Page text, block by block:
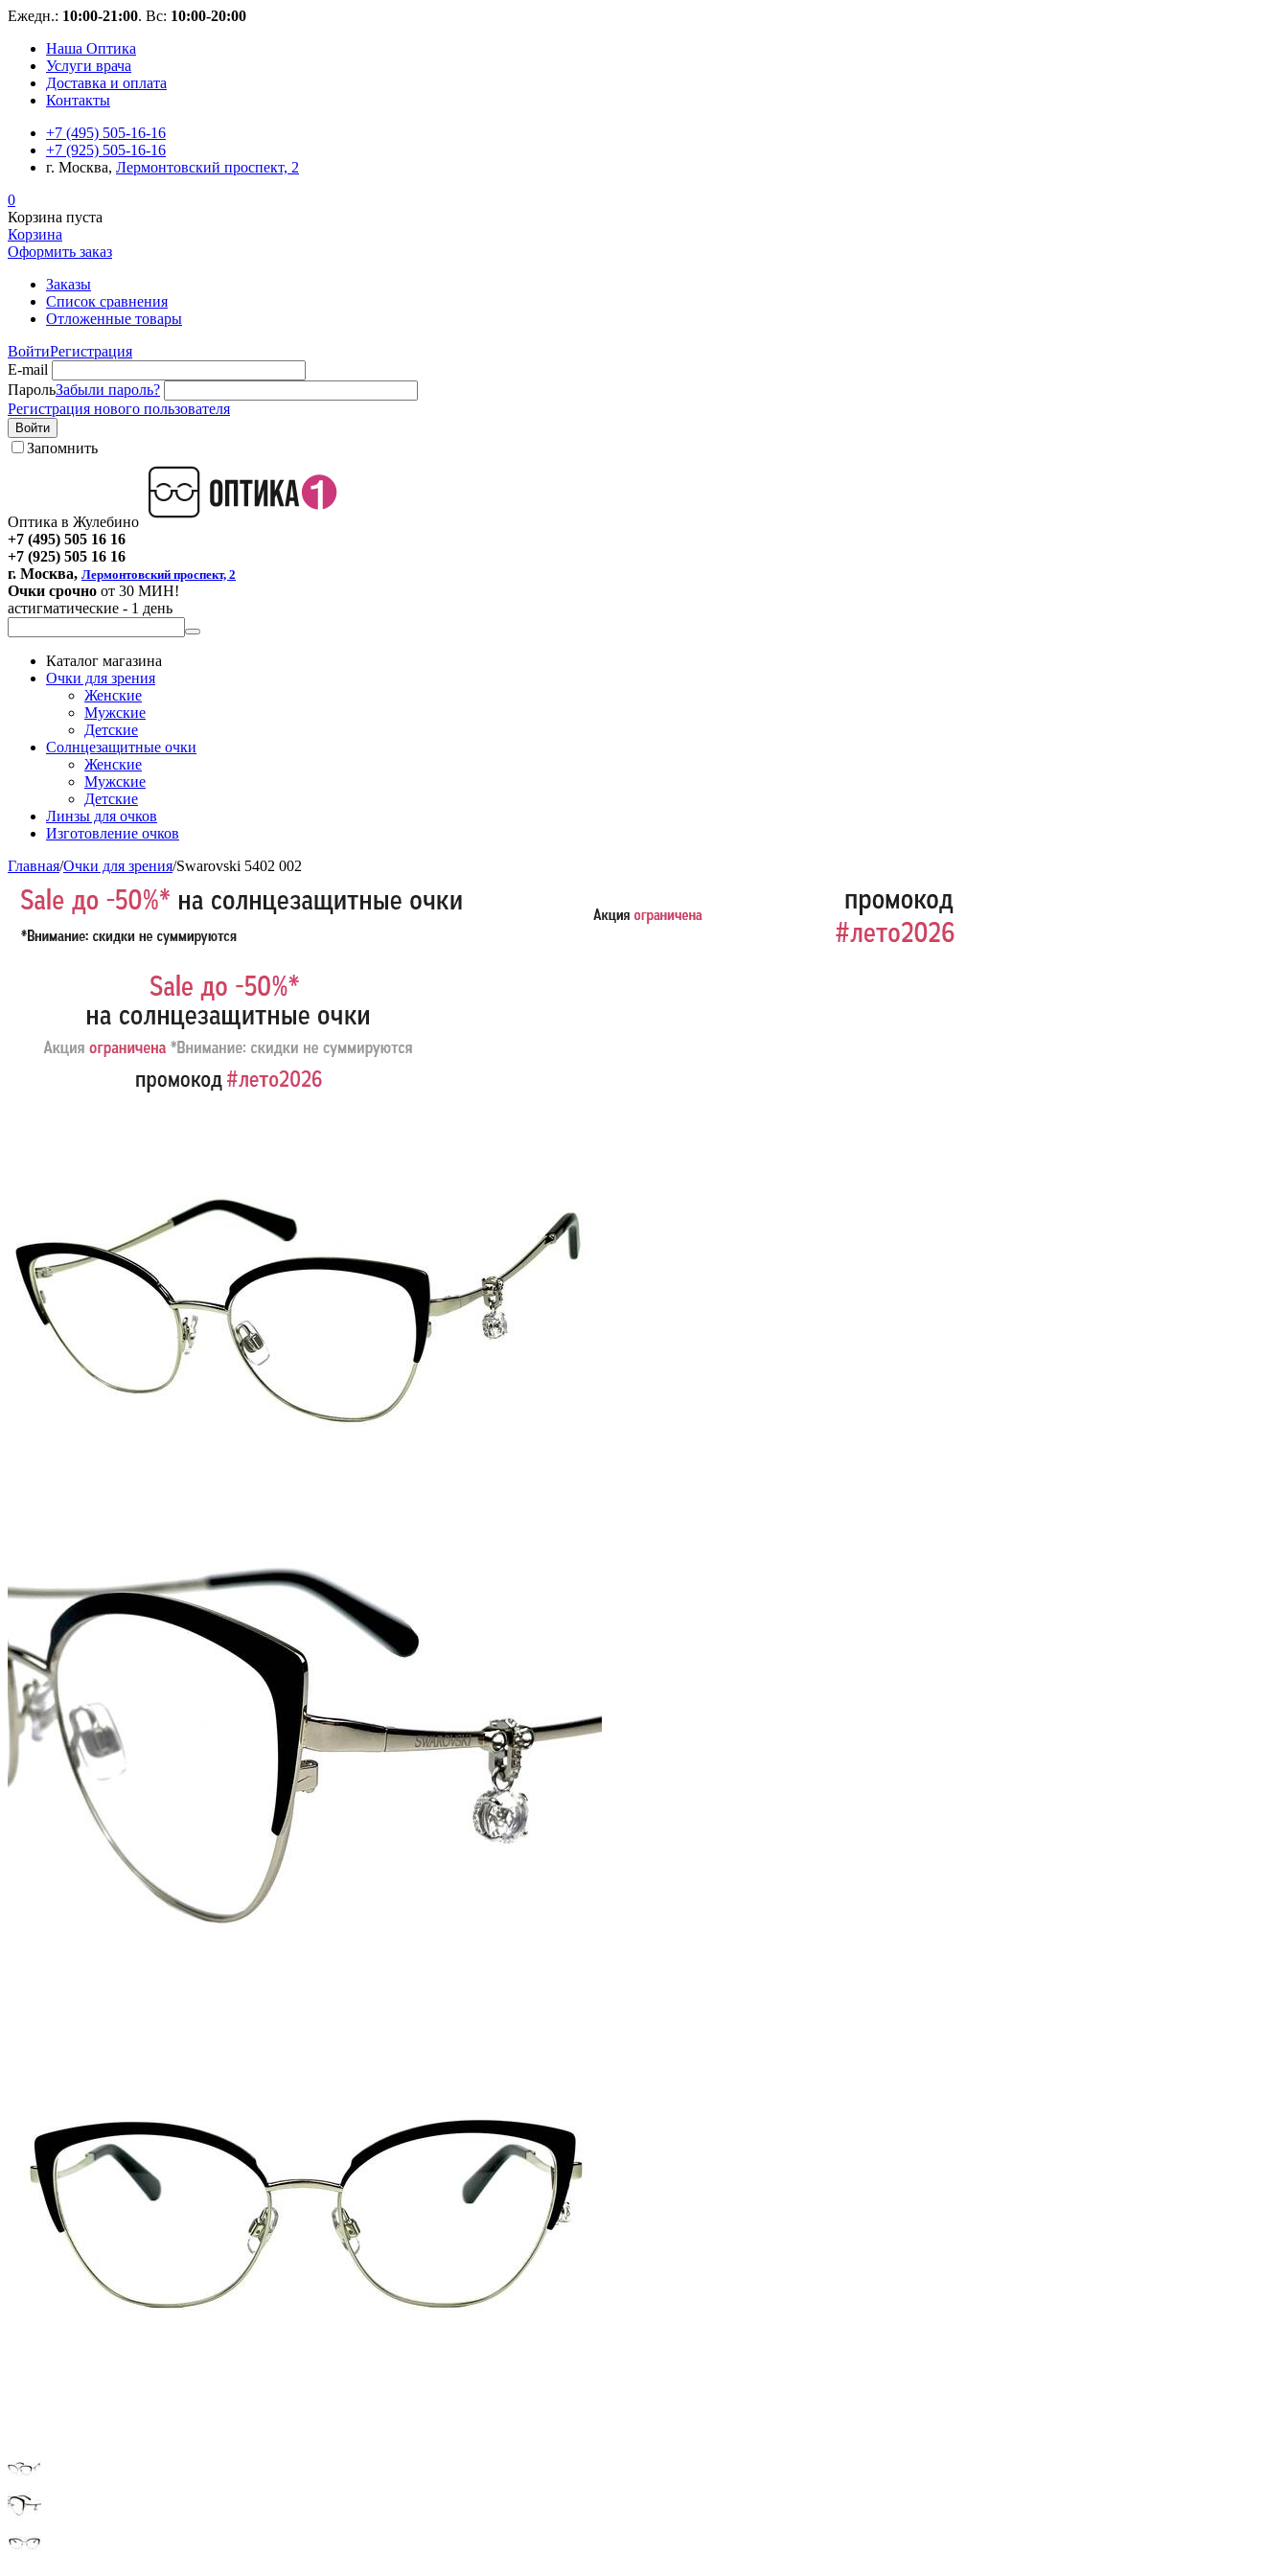
Ежедн.: 10:00-21:00. Вс: 10:00-20:00
Наша Оптика
Услуги врача
Доставка и оплата
Контакты
+7 (495) 505-16-16
+7 (925) 505-16-16
г. Москва, Лермонтовский проспект, 2
0
Корзина пуста
Корзина
Оформить заказ
Заказы
Список сравнения
Отложенные товары
ВойтиРегистрация
E-mail
ПарольЗабыли пароль?
Регистрация нового пользователя
Войти
Запомнить
Оптика в Жулебино
+7 (495) 505 16 16
+7 (925) 505 16 16
г. Москва, Лермонтовский проспект, 2
Очки срочно от 30 МИН!
астигматические - 1 день
Каталог магазина
Очки для зрения
Женские
Мужские
Детские
Солнцезащитные очки
Женские
Мужские
Детские
Линзы для очков
Изготовление очков
Главная/Очки для зрения/Swarovski 5402 002